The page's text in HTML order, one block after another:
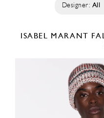
Designer: All
ISABEL MARANT